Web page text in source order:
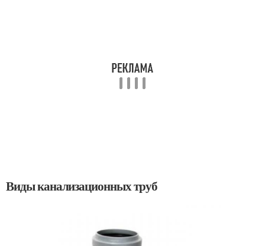
Виды канализационных труб